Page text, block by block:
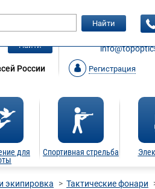
Найти
России
ЗАКАЗАТЬ
Регистрация
для
Спортивная стрельба
Найти
экипировка Тактические фонари